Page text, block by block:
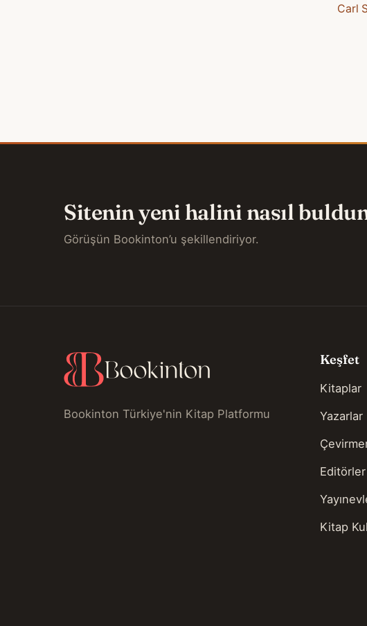
Carl
Sitenin yeni halini nasıl
Görüşün Bookinton’u şekillendiriyor.
Bookinton Türkiye'nin Kitap Platformu
Keşfet
Kitaplar
Yazarlar
Editörler
Kitap